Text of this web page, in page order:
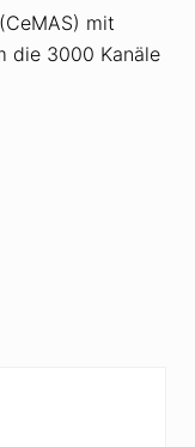
mit
die 3000 Kanäle